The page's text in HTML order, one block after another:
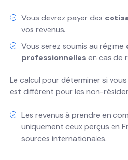
Vous devrez payer des
vos revenus.
Vous serez soumis au régime
professionnelles en cas de
Le calcul pour déterminer si
est différent pour les non-
Les revenus à prendre en
uniquement ceux perçus en
sources internationales.